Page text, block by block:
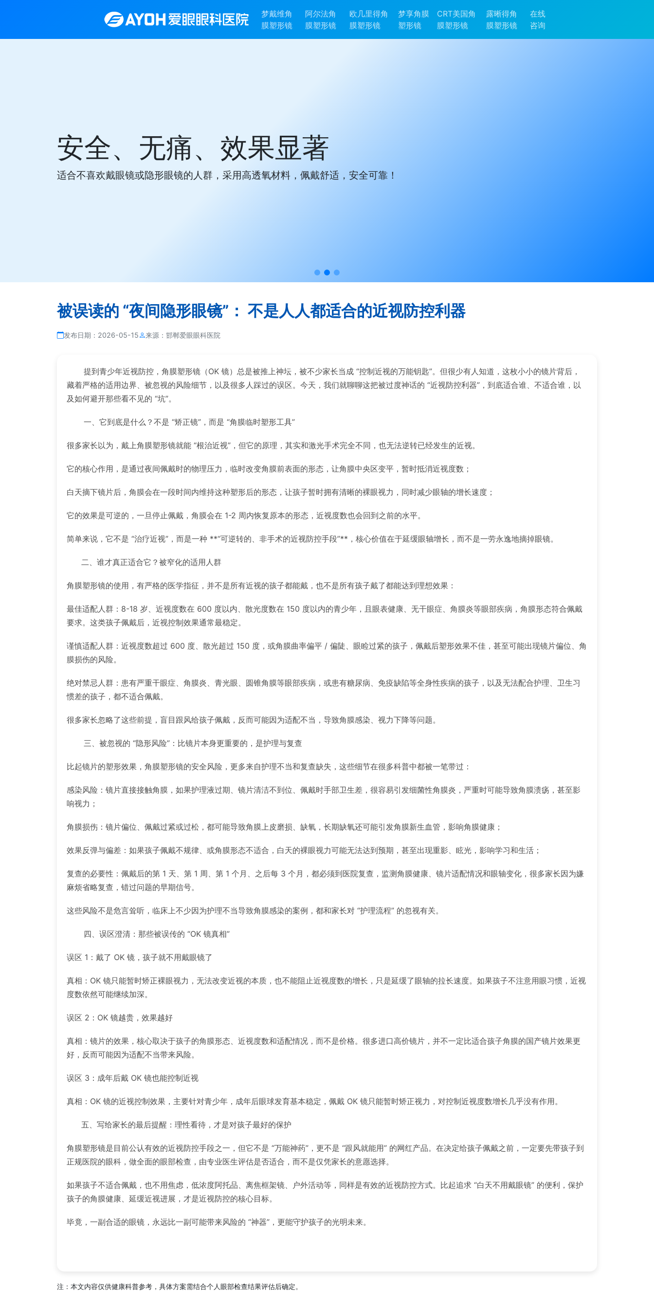
梦戴维角
膜塑形镜
阿尔法角
膜塑形镜
欧几里得角
膜塑形镜
梦享角膜
塑形镜
CRT美国角
膜塑形镜
露晰得角
膜塑形镜
在线
咨询
安全、无痛、效果显著
适合不喜欢戴眼镜或隐形眼镜的人群，采用高透氧材料，佩戴舒适，安全可靠！
被误读的 “夜间隐形眼镜”： 不是人人都适合的近视防控利器
发布日期： 2026-05-15 来源： 邯郸爱眼眼科医院
提到青少年近视防控，角膜塑形镜（OK 镜）总是被推上神坛，被不少家长当成 “控制近视的万能钥匙”。但很少有人知道，这枚小小的镜片背后，
藏着严格的适用边界、被忽视的风险细节，以及很多人踩过的误区。今天，我们就聊聊这把被过度神话的 “近视防控利器”，到底适合谁、不适合谁，以
及如何避开那些看不见的 “坑”。
一、它到底是什么？不是 “矫正镜”，而是 “角膜临时塑形工具”
很多家长以为，戴上角膜塑形镜就能 “根治近视”，但它的原理，其实和激光手术完全不同，也无法逆转已经发生的近视。
它的核心作用，是通过夜间佩戴时的物理压力，临时改变角膜前表面的形态，让角膜中央区变平，暂时抵消近视度数；
白天摘下镜片后，角膜会在一段时间内维持这种塑形后的形态，让孩子暂时拥有清晰的裸眼视力，同时减少眼轴的增长速度；
它的效果是可逆的，一旦停止佩戴，角膜会在 1-2 周内恢复原本的形态，近视度数也会回到之前的水平。
简单来说，它不是 “治疗近视”，而是一种 **“可逆转的、非手术的近视防控手段”**，核心价值在于延缓眼轴增长，而不是一劳永逸地摘掉眼镜。
二、谁才真正适合它？被窄化的适用人群
角膜塑形镜的使用，有严格的医学指征，并不是所有近视的孩子都能戴，也不是所有孩子戴了都能达到理想效果：
最佳适配人群：8-18 岁、近视度数在 600 度以内、散光度数在 150 度以内的青少年，且眼表健康、无干眼症、角膜炎等眼部疾病，角膜形态符合佩戴
要求。这类孩子佩戴后，近视控制效果通常最稳定。
谨慎适配人群：近视度数超过 600 度、散光超过 150 度，或角膜曲率偏平 / 偏陡、眼睑过紧的孩子，佩戴后塑形效果不佳，甚至可能出现镜片偏位、角
膜损伤的风险。
绝对禁忌人群：患有严重干眼症、角膜炎、青光眼、圆锥角膜等眼部疾病，或患有糖尿病、免疫缺陷等全身性疾病的孩子，以及无法配合护理、卫生习
惯差的孩子，都不适合佩戴。
很多家长忽略了这些前提，盲目跟风给孩子佩戴，反而可能因为适配不当，导致角膜感染、视力下降等问题。
三、被忽视的 “隐形风险”：比镜片本身更重要的，是护理与复查
比起镜片的塑形效果，角膜塑形镜的安全风险，更多来自护理不当和复查缺失，这些细节在很多科普中都被一笔带过：
感染风险：镜片直接接触角膜，如果护理液过期、镜片清洁不到位、佩戴时手部卫生差，很容易引发细菌性角膜炎，严重时可能导致角膜溃疡，甚至影
响视力；
角膜损伤：镜片偏位、佩戴过紧或过松，都可能导致角膜上皮磨损、缺氧，长期缺氧还可能引发角膜新生血管，影响角膜健康；
效果反弹与偏差：如果孩子佩戴不规律、或角膜形态不适合，白天的裸眼视力可能无法达到预期，甚至出现重影、眩光，影响学习和生活；
复查的必要性：佩戴后的第 1 天、第 1 周、第 1 个月、之后每 3 个月，都必须到医院复查，监测角膜健康、镜片适配情况和眼轴变化，很多家长因为嫌
麻烦省略复查，错过问题的早期信号。
这些风险不是危言耸听，临床上不少因为护理不当导致角膜感染的案例，都和家长对 “护理流程” 的忽视有关。
四、误区澄清：那些被误传的 “OK 镜真相”
误区 1：戴了 OK 镜，孩子就不用戴眼镜了
真相：OK 镜只能暂时矫正裸眼视力，无法改变近视的本质，也不能阻止近视度数的增长，只是延缓了眼轴的拉长速度。如果孩子不注意用眼习惯，近视
度数依然可能继续加深。
误区 2：OK 镜越贵，效果越好
真相：镜片的效果，核心取决于孩子的角膜形态、近视度数和适配情况，而不是价格。很多进口高价镜片，并不一定比适合孩子角膜的国产镜片效果更
好，反而可能因为适配不当带来风险。
误区 3：成年后戴 OK 镜也能控制近视
真相：OK 镜的近视控制效果，主要针对青少年，成年后眼球发育基本稳定，佩戴 OK 镜只能暂时矫正视力，对控制近视度数增长几乎没有作用。
五、写给家长的最后提醒：理性看待，才是对孩子最好的保护
角膜塑形镜是目前公认有效的近视防控手段之一，但它不是 “万能神药”，更不是 “跟风就能用” 的网红产品。在决定给孩子佩戴之前，一定要先带孩子到
正规医院的眼科，做全面的眼部检查，由专业医生评估是否适合，而不是仅凭家长的意愿选择。
如果孩子不适合佩戴，也不用焦虑，低浓度阿托品、离焦框架镜、户外活动等，同样是有效的近视防控方式。比起追求 “白天不用戴眼镜” 的便利，保护
孩子的角膜健康、延缓近视进展，才是近视防控的核心目标。
毕竟，一副合适的眼镜，永远比一副可能带来风险的 “神器”，更能守护孩子的光明未来。
注：本文内容仅供健康科普参考，具体方案需结合个人眼部检查结果评估后确定。